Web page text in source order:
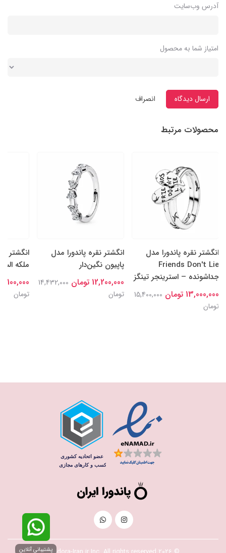
آدرس وب‌سایت
امتیاز شما به محصول
ارسال دیدگاه انصراف
محصولات مرتبط
انگشتر نقره پاندورا مدل
Friends Don't Lie
جداشونده – استرینجر تینگز
13,000,000 تومان
15,400,000
تومان
انگشتر نقره پاندورا مدل
پاپیون نگین‌دار
12,200,000 تومان
14,432,000
تومان
انگشتر
ملکه
15,100,000
تومان
پشتیبانی آنلاین